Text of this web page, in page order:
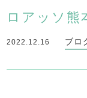
ロアッソ
2022.12.16 ブロ